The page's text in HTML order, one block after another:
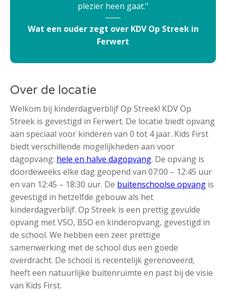
plezier heen gaat.
Wat een ouder zegt over KDV Op Streek in
Ferwert
Over de locatie
Welkom bij kinderdagverblijf Op Streek! KDV Op
Streek is gevestigd in Ferwert. De locatie biedt opvang
aan speciaal voor kinderen van 0 tot 4 jaar. Kids First
biedt verschillende mogelijkheden aan voor
dagopvang: hele en halve dagopvang. De opvang is
doordeweeks elke dag geopend van 07:00 – 12:45 uur
en van 12:45 – 18:30 uur. De buitenschoolse opvang is
gevestigd in hetzelfde gebouw als het
kinderdagverblijf. Op Streek is een prettig gevulde
opvang met VSO, BSO en kinderopvang, gevestigd in
de school. We hebben een zeer prettige
samenwerking met de school dus een goede
overdracht. De school is recentelijk gerenoveerd,
heeft een natuurlijke buitenruimte en past bij de visie
van Kids First.